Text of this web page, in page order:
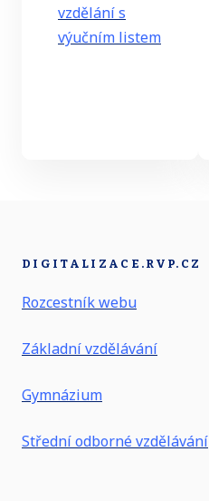
vzdělání s
výučním listem
DIGITALIZACE.RVP.CZ
Rozcestník webu
Základní vzdělávání
Gymnázium
Střední odborné vzdělávání